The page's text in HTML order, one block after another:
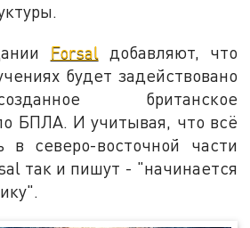
Forsal добавляют, что
будет задействовано
британское
БПЛА. И учитывая, что всё
в северо-восточной части
так и пишут - "начинается